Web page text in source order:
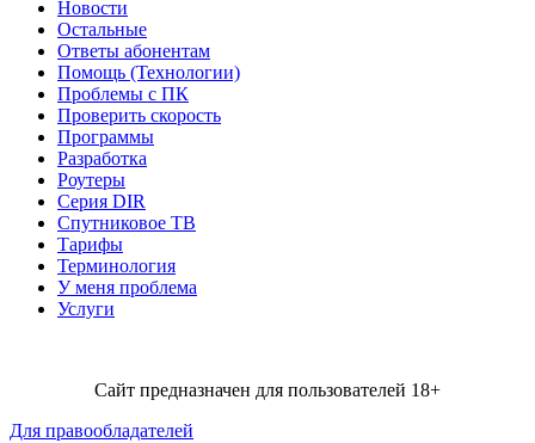
Новости
Остальные
Ответы абонентам
Помощь (Технологии)
Проблемы с ПК
Проверить скорость
Программы
Разработка
Роутеры
Серия DIR
Спутниковое ТВ
Тарифы
Терминология
У меня проблема
Услуги
Сайт предназначен для пользователей 18+
Для правообладателей